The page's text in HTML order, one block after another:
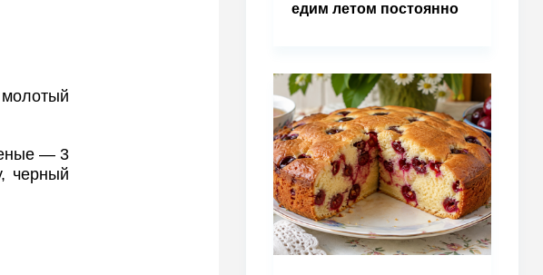
— 3
черный
едим летом постоянно